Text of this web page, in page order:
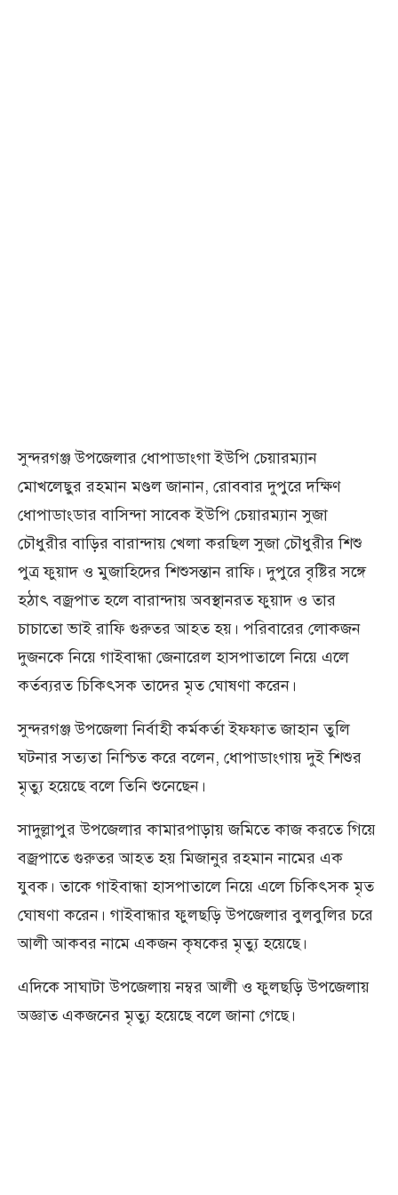
সুন্দরগঞ্জ উপজেলার ধোপাডাংগা ইউপি চেয়ারম্যান
মোখলেছুর রহমান মণ্ডল জানান, রোববার দুপুরে দক্ষিণ
ধোপাডাংডার বাসিন্দা সাবেক ইউপি চেয়ারম্যান সুজা
চৌধুরীর বাড়ির বারান্দায় খেলা করছিল সুজা চৌধুরীর শিশু
পুত্র ফুয়াদ ও মুজাহিদের শিশুসন্তান রাফি। দুপুরে বৃষ্টির সঙ্গে
হঠাৎ বজ্রপাত হলে বারান্দায় অবস্থানরত ফুয়াদ ও তার
চাচাতো ভাই রাফি গুরুতর আহত হয়। পরিবারের লোকজন
দুজনকে নিয়ে গাইবান্ধা জেনারেল হাসপাতালে নিয়ে এলে
কর্তব্যরত চিকিৎসক তাদের মৃত ঘোষণা করেন।
সুন্দরগঞ্জ উপজেলা নির্বাহী কর্মকর্তা ইফফাত জাহান তুলি
ঘটনার সত্যতা নিশ্চিত করে বলেন, ধোপাডাংগায় দুই শিশুর
মৃত্যু হয়েছে বলে তিনি শুনেছেন।
সাদুল্লাপুর উপজেলার কামারপাড়ায় জমিতে কাজ করতে গিয়ে
বজ্রপাতে গুরুতর আহত হয় মিজানুর রহমান নামের এক
যুবক। তাকে গাইবান্ধা হাসপাতালে নিয়ে এলে চিকিৎসক মৃত
ঘোষণা করেন। গাইবান্ধার ফুলছড়ি উপজেলার বুলবুলির চরে
আলী আকবর নামে একজন কৃষকের মৃত্যু হয়েছে।
এদিকে সাঘাটা উপজেলায় নম্বর আলী ও ফুলছড়ি উপজেলায়
অজ্ঞাত একজনের মৃত্যু হয়েছে বলে জানা গেছে।